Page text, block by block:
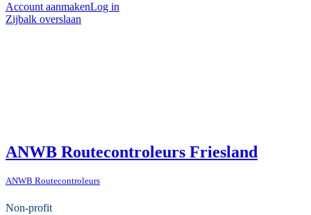
Account aanmakenLog in
Zijbalk overslaan
ANWB Routecontroleurs Friesland
ANWB Routecontroleurs
Non-profit